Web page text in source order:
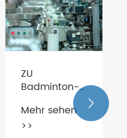
ZU
Badminton-
Unerschwingliche
Badminton-
Mehr sehen
>>
